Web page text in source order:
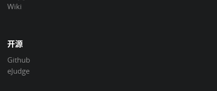
Wiki
开源
Github
eJudge